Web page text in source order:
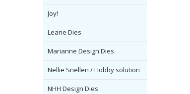
Joy!
Leane Dies
Marianne Design Dies
Nellie Snellen / Hobby solution
NHH Design Dies